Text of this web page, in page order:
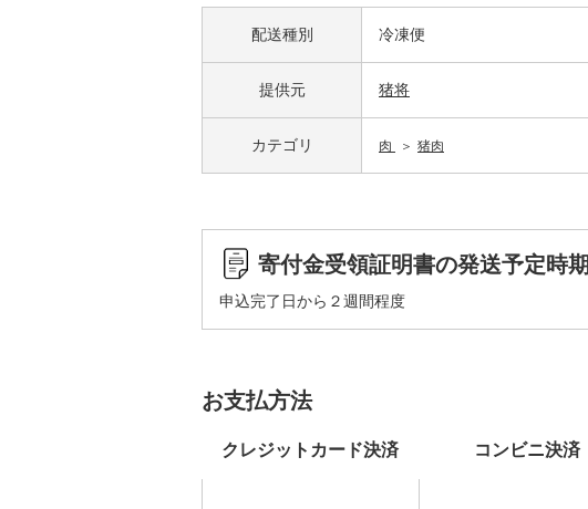
配送種別 冷凍便
提供元 猪将
カテゴリ 肉 猪肉
寄付金受領証明書の発送予定時期
申込完了日から２週間程度
お支払方法
クレジットカード決済 コンビニ決済